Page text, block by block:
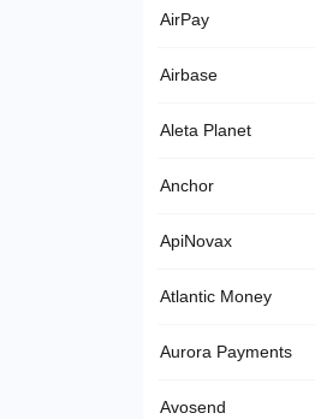
AirPay
Airbase
Aleta Planet
Anchor
ApiNovax
Atlantic Money
Aurora Payments
Avosend